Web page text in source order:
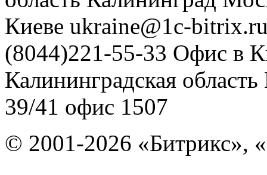
Киеве ukraine@1c-
(8044)221-55-33 Офис в
Калининградская область
39/41 офис 1507
© 2001-2026 «Битрикс»,